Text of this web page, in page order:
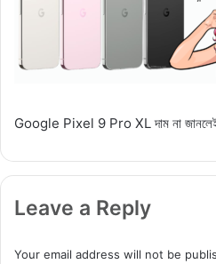
Google Pixel 9 Pro XL দাম না
Leave a Reply
Your email address will not be